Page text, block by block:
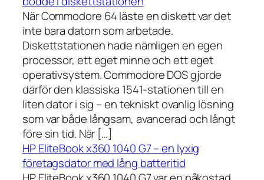
När Commodore 64 läste en diskett var det
inte bara datorn som arbetade.
Diskettstationen hade nämligen en egen
processor, ett eget minne och ett eget
operativsystem. Commodore DOS gjorde
därför den klassiska 1541-stationen till en
liten dator i sig – en tekniskt ovanlig lösning
som var både långsam, avancerad och långt
före sin tid. När […]
HP EliteBook x360 1040 G7 – en lyxig
företagsdator med lång batteritid